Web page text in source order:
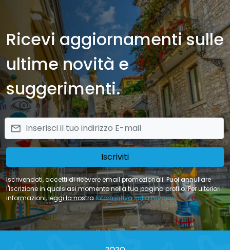
nelle acque della Sicilia permette di godere di una festa in totale
privacy per i tuoi ospiti. Scegli tra i nostri partner le migliori barche a
seconda delle dimensioni del tuo evento o occasione speciale,
goditi una giornata indimenticabile.
Ricevi aggiornamenti sulle
ultime novità e
suggerimenti.
email
Iscriviti
Iscrivendoti, accetti di ricevere email promozionali. Puoi annullare
l'iscrizione in qualsiasi momento nella tua pagina profilo. Per ulteriori
informazioni, leggi la nostraInformativa sulla Privacy